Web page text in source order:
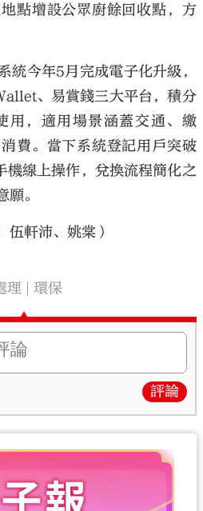
點增設公眾廚餘回收點，方
統今年5月完成電子化升級，
、易賞錢三大平台，積分
用，適用場景涵蓋交通、繳
費。當下系統登記用戶突破
機線上操作，兌換流程簡化之
。
軒沛、姚棠）
理 環保
評論